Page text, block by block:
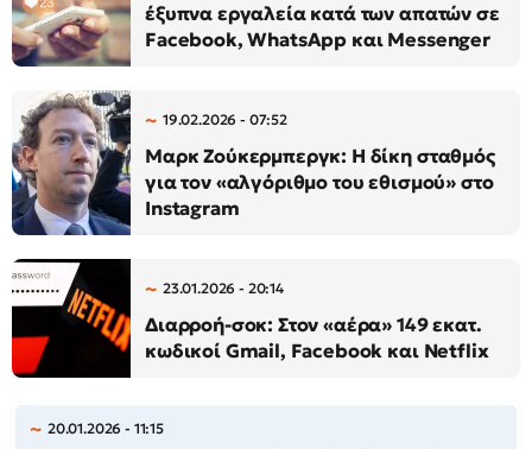
έξυπνα εργαλεία κατά των απατών σε
Facebook, WhatsApp και Messenger
19.02.2026 - 07:52
Μαρκ Ζούκερμπεργκ: Η δίκη σταθμός
για τον «αλγόριθμο του εθισμού» στο
Instagram
23.01.2026 - 20:14
Διαρροή-σοκ: Στον «αέρα» 149 εκατ.
κωδικοί Gmail, Facebook και Netflix
20.01.2026 - 11:15